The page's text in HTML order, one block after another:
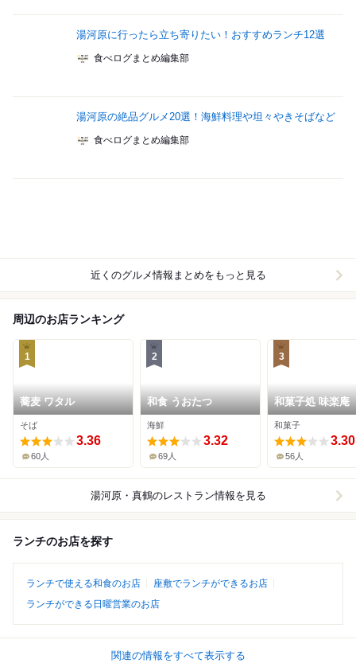
湯河原に行ったら立ち寄りたい！おすすめランチ12選
食べログまとめ編集部
湯河原の絶品グルメ20選！海鮮料理や坦々やきそばなど
食べログまとめ編集部
近くのグルメ情報まとめをもっと見る
周辺のお店ランキング
1
蕎麦 ワタル
そば
3.36
60人
2
和食 うおたつ
海鮮
3.32
69人
3
和菓子処 味楽庵
和菓子
3.30
56人
湯河原・真鶴のレストラン情報を見る
ランチのお店を探す
ランチで使える和食のお店
座敷でランチができるお店
ランチができる日曜営業のお店
関連の情報をすべて表示する